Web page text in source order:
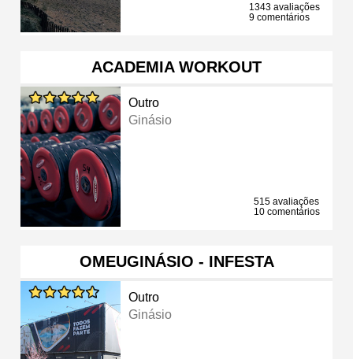
1343 avaliações
9 comentários
ACADEMIA WORKOUT
Outro
Ginásio
515 avaliações
10 comentários
OMEUGINÁSIO - INFESTA
Outro
Ginásio